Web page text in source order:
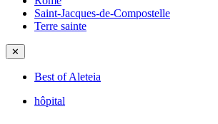
Saint-Jacques-de-Compostelle
Terre sainte
✕
Best of Aleteia
hôpital